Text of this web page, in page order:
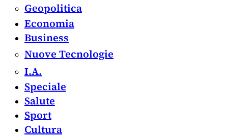
Geopolitica
Economia
Business
Nuove Tecnologie
I.A.
Speciale
Salute
Sport
Cultura